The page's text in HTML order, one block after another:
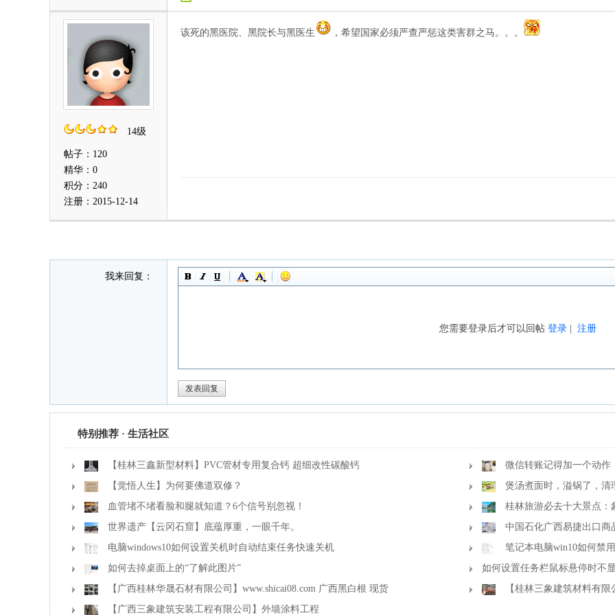
14级
帖子：120
精华：0
积分：240
注册：2015-12-14
该死的黑医院、黑院长与黑医生 ，希望国家必须严查严惩这类害群之马。。。
我来回复：
您需要登录后才可以回帖 登录| 注册
特别推荐 · 生活社区
【桂林三鑫新型材料】PVC管材专用复合钙 超细改性碳酸钙
微信转账记得加一个动作
【觉悟人生】为何要佛道双修？
煲汤煮面时，溢锅了，清
血管堵不堵看脸和腿就知道？6个信号别忽视！
桂林旅游必去十大景点：
田、阳朔西街、遇龙河、银子岩等
世界遗产【云冈石窟】底蕴厚重，一眼千年。
中国石化广西易捷出口商
电脑windows10如何设置关机时自动结束任务快速关机
笔记本电脑win10如何禁
如何去掉桌面上的“了解此图片”
如何设置任务栏鼠标悬停时不
【广西桂林华晟石材有限公司】www.shicai08.com 广西黑白根 现货
【桂林三象建筑材料有
【广西三象建筑安装工程有限公司】外墙涂料工程